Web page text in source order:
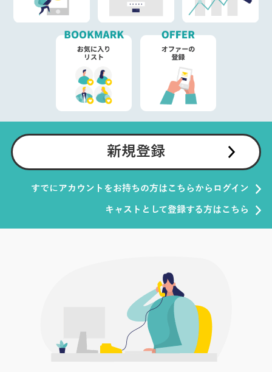
新規登録
すでにアカウントをお持ちの方はこちらからログイン
キャストとして登録する方はこちら